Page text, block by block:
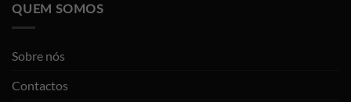
QUEM SOMOS
Sobre nós
Contactos